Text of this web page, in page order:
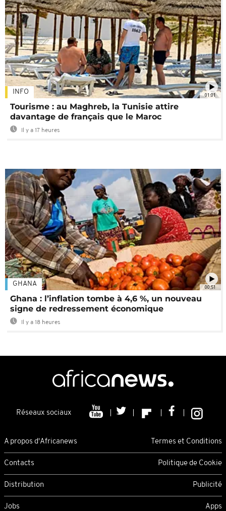
01:01
INFO
Tourisme : au Maghreb, la Tunisie attire
davantage de français que le Maroc
Il y a 17 heures
00:51
GHANA
Ghana : l’inflation tombe à 4,6 %, un nouveau
signe de redressement économique
Il y a 18 heures
Réseaux sociaux
A propos d'Africanews Termes et Conditions
Contacts Politique de Cookie
Distribution Publicité
Jobs Apps